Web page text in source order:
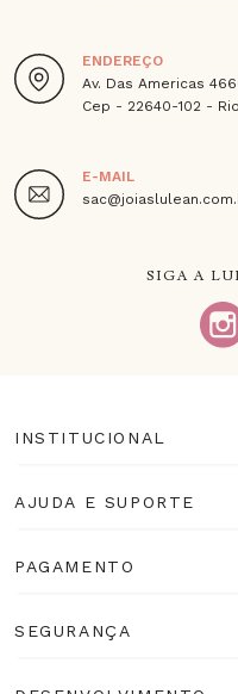
ENDEREÇO
Av. Das Americas
Cep - 22640-102 -
E-MAIL
SIGA A
INSTITUCIONAL
AJUDA E SUPORTE
PAGAMENTO
SEGURANÇA